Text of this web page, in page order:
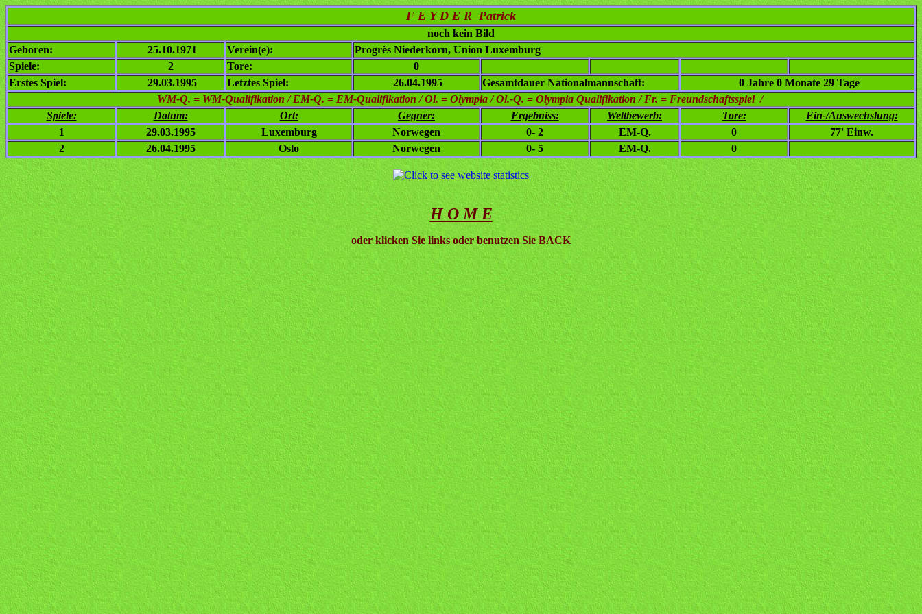
F E Y D E R Patrick
noch kein Bild
Geboren:
25.10.1971 Verein(e):
Progrès Niederkorn, Union Luxemburg
Spiele:
2 Tore:
0
Erstes Spiel:
29.03.1995 Letztes Spiel: 26.04.1995 Gesamtdauer Nationalmannschaft:
0 Jahre 0 Monate 29 Tage
WM-Q. = WM-Qualifikation / EM-Q. = EM-Qualifikation / Ol. = Olympia / Ol.-Q. = Olympia Qualifikation / Fr. = Freundschaftsspiel /
Spiele:
Datum: Ort: Gegner: Ergebniss: Wettbewerb: Tore:
Ein-/Auswechslung:
1
29.03.1995 Luxemburg Norwegen 0- 2 EM-Q. 0
77' Einw.
2
26.04.1995 Oslo Norwegen 0- 5 EM-Q. 0
H O M E
oder klicken Sie links oder benutzen Sie BACK